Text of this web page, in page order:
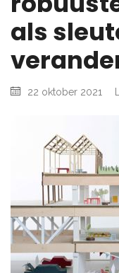
als
22 oktober 2021